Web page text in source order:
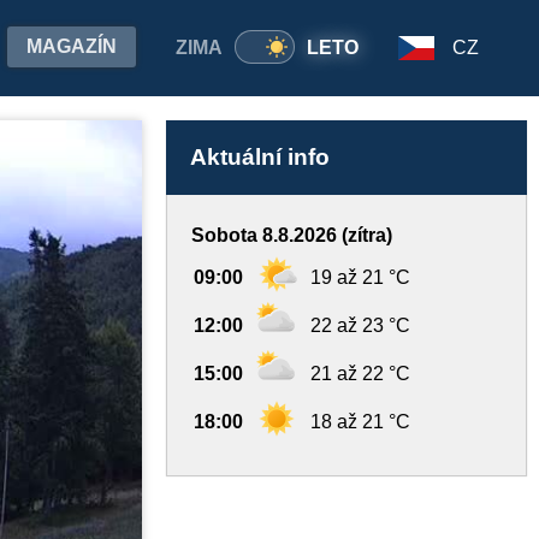
ZIMA LETO
MAGAZÍN CZ
Aktuální info
Sobota 8.8.2026 (zítra)
09:00 19 až 21 °C
12:00 22 až 23 °C
15:00 21 až 22 °C
18:00 18 až 21 °C